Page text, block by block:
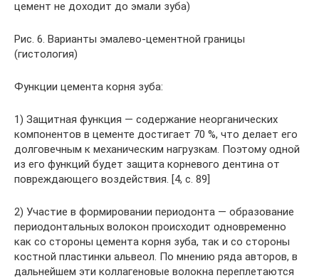
цемент не доходит до эмали зуба)
Рис. 6. Варианты эмалево-цементной границы
(гистология)
Функции цемента корня зуба:
1) Защитная функция — содержание неорганических
компонентов в цементе достигает 70 %, что делает его
долговечным к механическим нагрузкам. Поэтому одной
из его функций будет защита корневого дентина от
повреждающего воздействия. [4, c. 89]
2) Участие в формировании периодонта — образование
периодонтальных волокон происходит одновременно
как со стороны цемента корня зуба, так и со стороны
костной пластинки альвеол. По мнению ряда авторов, в
дальнейшем эти коллагеновые волокна переплетаются